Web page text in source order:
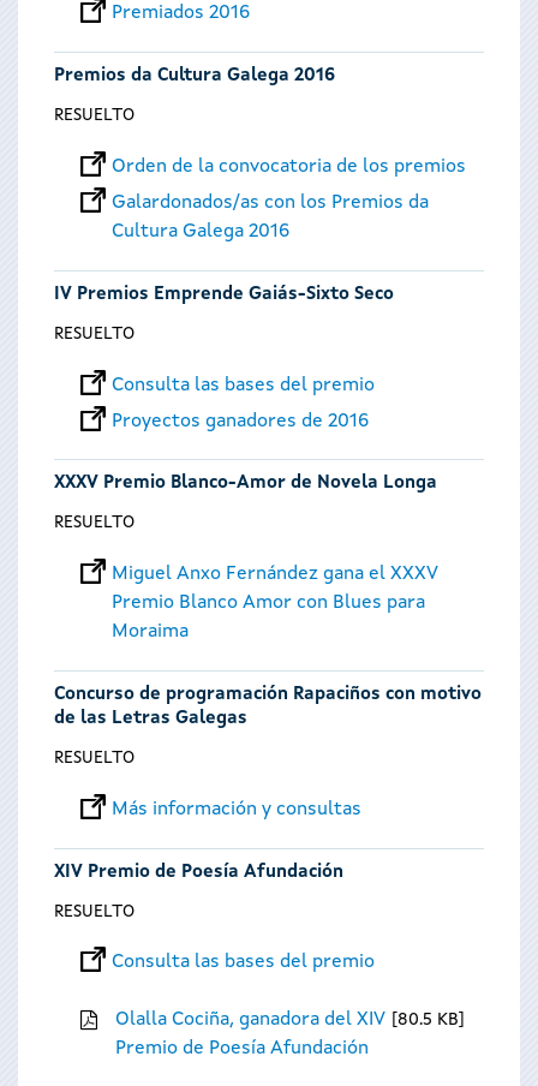
Premiados 2016
Premios da Cultura Galega 2016
RESUELTO
Orden de la convocatoria de los premios
Galardonados/as con los Premios da
Cultura Galega 2016
IV Premios Emprende Gaiás-Sixto Seco
RESUELTO
Consulta las bases del premio
Proyectos ganadores de 2016
XXXV Premio Blanco-Amor de Novela Longa
RESUELTO
Miguel Anxo Fernández gana el XXXV
Premio Blanco Amor con Blues para
Moraima
Concurso de programación Rapaciños con motivo
de las Letras Galegas
RESUELTO
Más información y consultas
XIV Premio de Poesía Afundación
RESUELTO
Consulta las bases del premio
Olalla Cociña, ganadora del XIV
Premio de Poesía Afundación
80.5 KB